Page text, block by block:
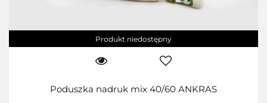
Produkt niedostępny
Poduszka nadruk mix 40/60 ANKRAS